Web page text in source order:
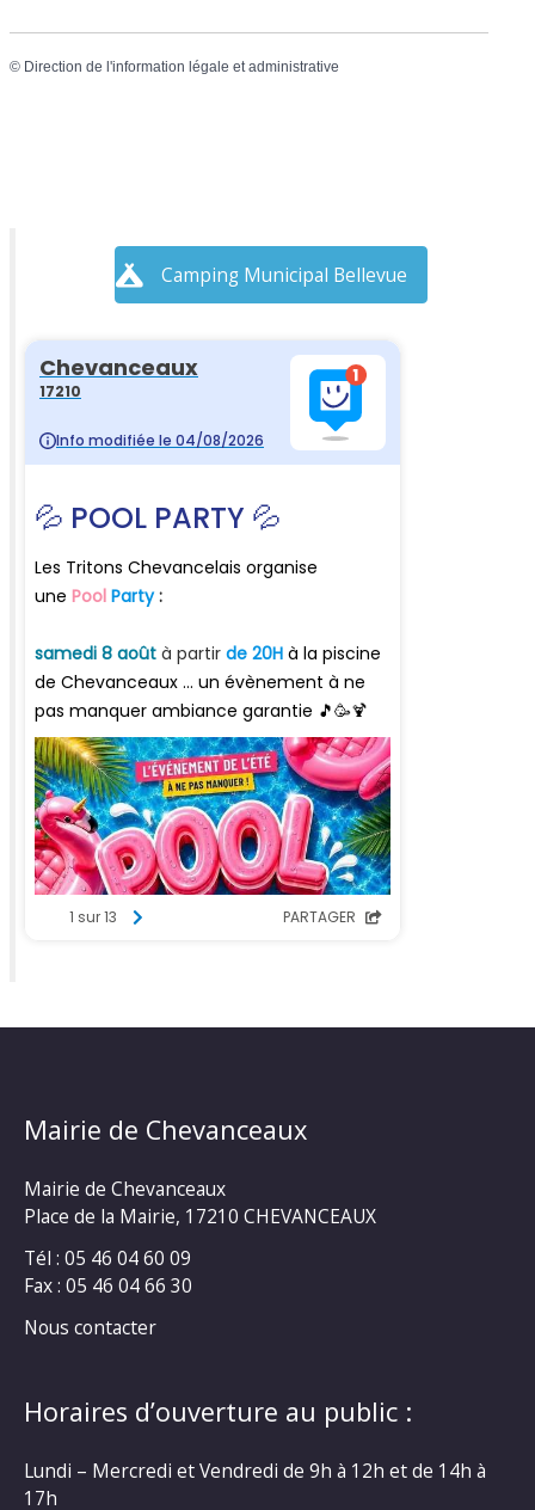
© Direction de l'information légale et administrative
Camping Municipal Bellevue
Mairie de Chevanceaux
Mairie de Chevanceaux
Place de la Mairie, 17210 CHEVANCEAUX
Tél : 05 46 04 60 09
Fax : 05 46 04 66 30
Nous contacter
Horaires d’ouverture au public :
Lundi – Mercredi et Vendredi de 9h à 12h et de 14h à
17h